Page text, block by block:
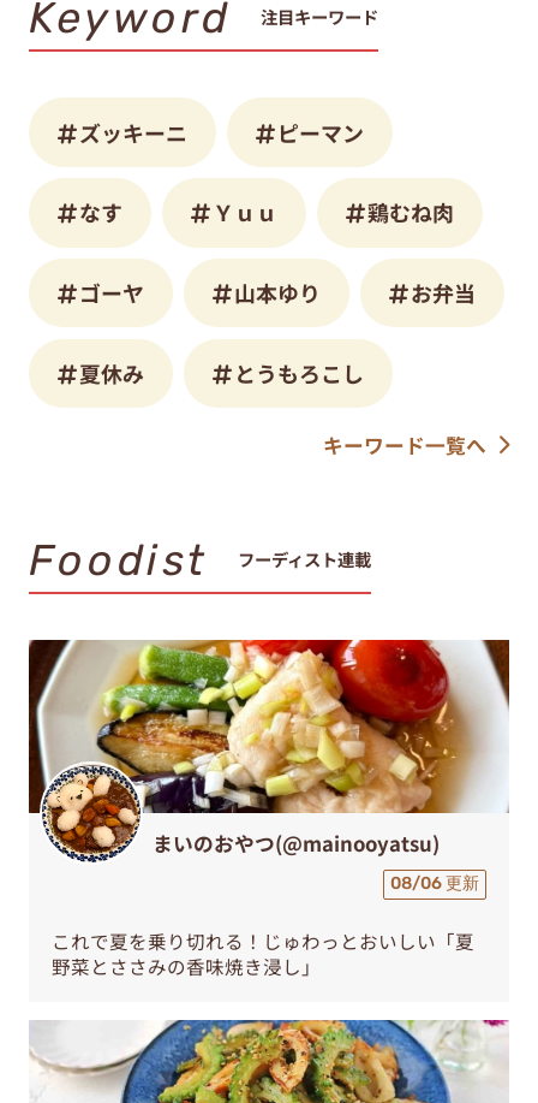
Keyword 注目キーワード
ズッキーニ ピーマン
なす Ｙｕｕ 鶏むね肉
ゴーヤ 山本ゆり お弁当
夏休み とうもろこし
キーワード一覧へ
Foodist フーディスト連載
まいのおやつ(@mainooyatsu)
08/06 更新
これで夏を乗り切れる！じゅわっとおいしい「夏
野菜とささみの香味焼き浸し」